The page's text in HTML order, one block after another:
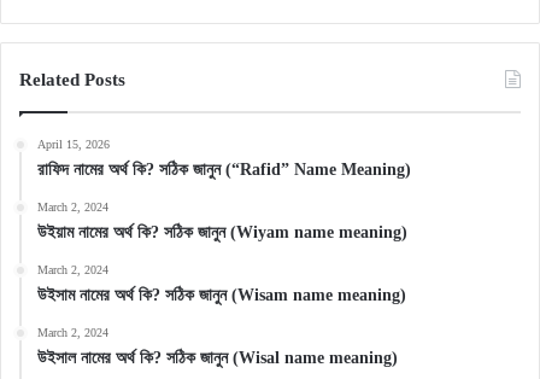
Related Posts
April 15, 2026
রাফিদ নামের অর্থ কি? সঠিক জানুন (“Rafid” Name Meaning)
March 2, 2024
উইয়াম নামের অর্থ কি? সঠিক জানুন (Wiyam name meaning)
March 2, 2024
উইসাম নামের অর্থ কি? সঠিক জানুন (Wisam name meaning)
March 2, 2024
উইসাল নামের অর্থ কি? সঠিক জানুন (Wisal name meaning)